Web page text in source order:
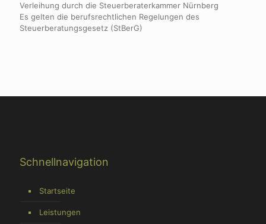
Verleihung durch die Steuerberaterkammer Nürnberg
Es gelten die berufsrechtlichen Regelungen des
Steuerberatungsgesetz (StBerG)
Schnellnavigation
Startseite
Leistungen